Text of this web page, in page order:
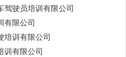
驾驶员培训有限公司
有限公司
驶培训有限公司
员培训有限公司